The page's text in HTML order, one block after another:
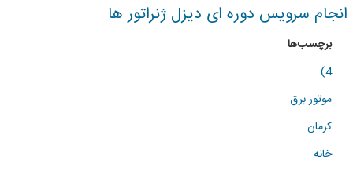
انجام سرویس دوره ای دیزل ژنراتور ها
برچسب‌ها
4)
موتور برق
کرمان
خانه